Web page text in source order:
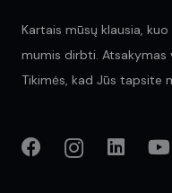
Kartais mūsų klausia,
mumis dirbti. Atsakymas
Tikimės, kad Jūs tapsite